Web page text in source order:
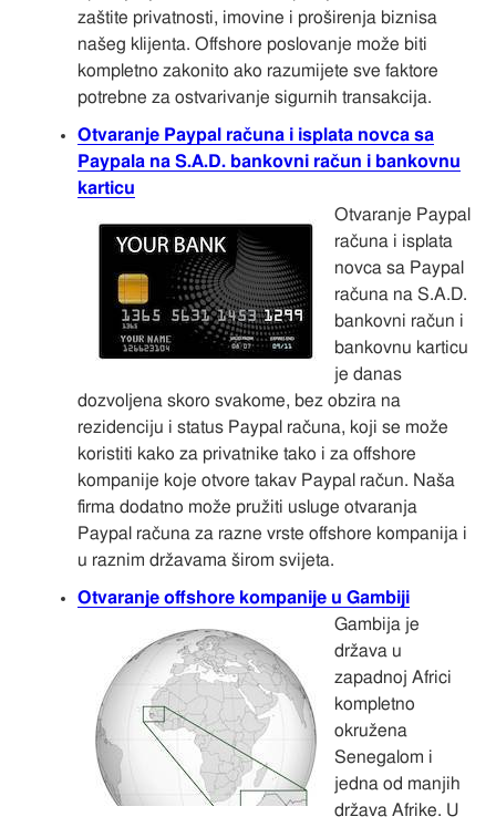
zaštite privatnosti, imovine i proširenja biznisa
našeg klijenta. Offshore poslovanje može biti
kompletno zakonito ako razumijete sve faktore
potrebne za ostvarivanje sigurnih transakcija.
Otvaranje Paypal računa i isplata novca sa
Paypala na S.A.D. bankovni račun i bankovnu
karticu
Otvaranje Paypal
računa i isplata
novca sa Paypal
računa na S.A.D.
bankovni račun i
bankovnu karticu
je danas
dozvoljena skoro svakome, bez obzira na
rezidenciju i status Paypal računa, koji se može
koristiti kako za privatnike tako i za offshore
kompanije koje otvore takav Paypal račun. Naša
firma dodatno može pružiti usluge otvaranja
Paypal računa za razne vrste offshore kompanija i
u raznim državama širom svijeta.
Otvaranje offshore kompanije u Gambiji
Gambija je
država u
zapadnoj Africi
kompletno
okružena
Senegalom i
jedna od manjih
država Afrike. U